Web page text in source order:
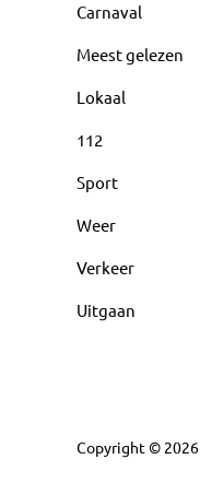
Carnaval
Meest gelezen
Lokaal
112
Sport
Weer
Verkeer
Uitgaan
Copyright © 2026